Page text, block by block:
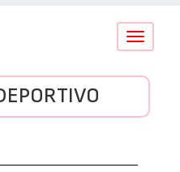
Conmutar